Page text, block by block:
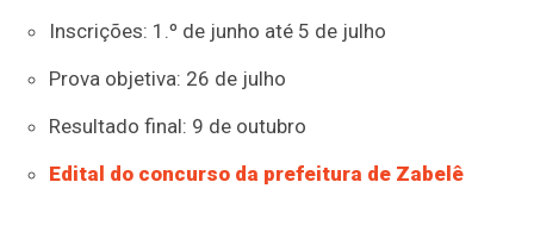
Inscrições: 1.º de junho até 5 de julho
Prova objetiva: 26 de julho
Resultado final: 9 de outubro
Edital do concurso da prefeitura de Zabelê